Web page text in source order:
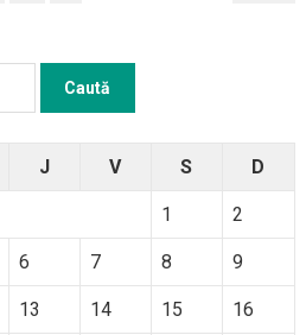
J V S D
1 2
6 7 8 9
13 14 15 16